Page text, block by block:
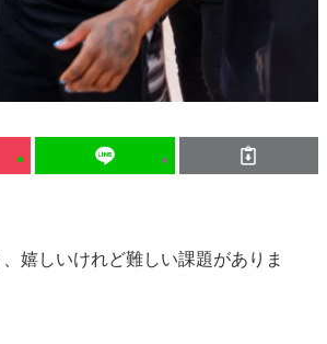
嬉しいけれど難しい課題がありま